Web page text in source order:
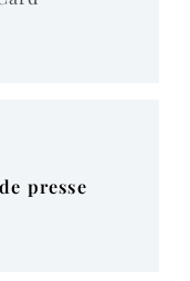
presse